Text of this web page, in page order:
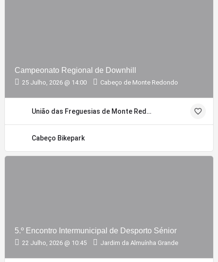
Campeonato Regional de Downhill
25 Julho, 2026 @ 14:00 Cabeço de Monte Redondo
União das Freguesias de Monte Redondo e Carreira
Cabeço Bikepark
5.º Encontro Intermunicipal de Desporto Sénior
22 Julho, 2026 @ 10:45 Jardim da Almuínha Grande